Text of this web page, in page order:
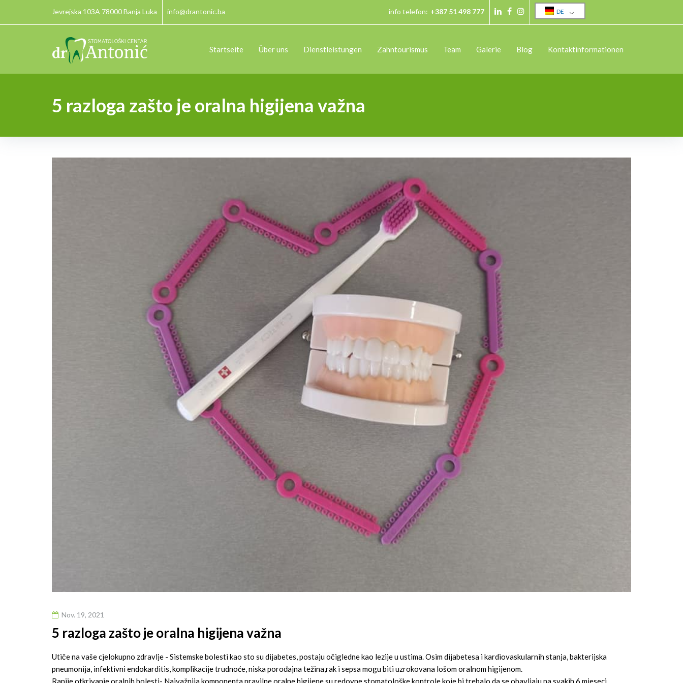
Jevrejska 103A 78000 Banja Luka info@drantonic.ba info telefon: +387 51 498 777
Facebook
Instagram
DE
Startseite Über uns Dienstleistungen Zahntourismus Team Galerie Blog Kontaktinformationen
5 razloga zašto je oralna higijena važna
Nov. 19, 2021
5 razloga zašto je oralna higijena važna
Utiče na vaše cjelokupno zdravlje - Sistemske bolesti kao sto su dijabetes, postaju očigledne kao lezije u ustima. Osim dijabetesa i kardiovaskularnih stanja, bakterijska
pneumonija, infektivni endokarditis, komplikacije trudnoće, niska porođajna težina,rak i sepsa mogu biti uzrokovana lošom oralnom higijenom.
Ranije otkrivanje oralnih bolesti- Najvažnija komponenta pravilne oralne higijene su redovne stomatološke kontrole koje bi trebalo da se obavljaju na svakih 6 mjeseci.